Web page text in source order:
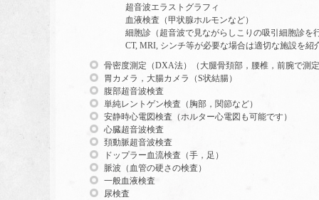
超音波エラストグラフィ
血液検査（甲状腺ホルモンなど）
細胞診（超音波で見ながらしこりの吸引細胞診を
CT, MRI, シンチ等が必要な場合は適切な施設を紹
骨密度測定（DXA法）（大腿骨頚部，腰椎，前腕で測
胃カメラ，大腸カメラ（S状結腸）
腹部超音波検査
単純レントゲン検査（胸部，関節など）
安静時心電図検査（ホルター心電図も可能です）
心臓超音波検査
頚動脈超音波検査
ドップラー血流検査（手，足）
脈波（血管の硬さの検査）
一般血液検査
尿検査